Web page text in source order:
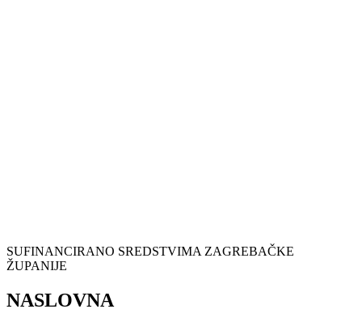
SUFINANCIRANO SREDSTVIMA ZAGREBAČKE
ŽUPANIJE
NASLOVNA